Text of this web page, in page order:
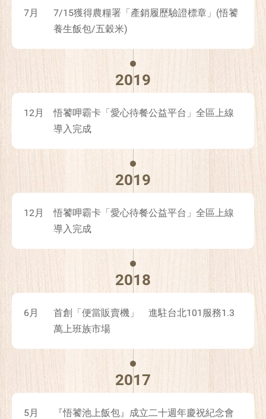
7月
7/15獲得農糧署「產銷履歷驗證標章」(悟饕
養生飯包/五穀米)
2019
12月
悟饕呷霸卡「愛心待餐公益平台」全區上線
導入完成
2019
12月
悟饕呷霸卡「愛心待餐公益平台」全區上線
導入完成
2018
6月
首創「便當販賣機」 進駐台北101服務1.3
萬上班族市場
2017
5月
『悟饕池上飯包』成立二十週年慶祝紀念會